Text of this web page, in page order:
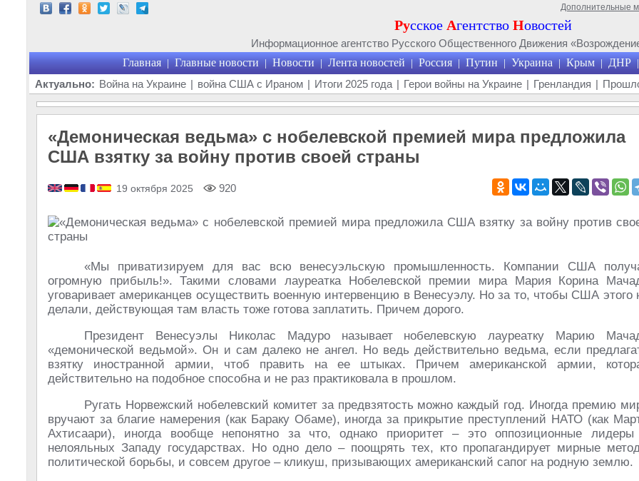
Дополнительные
Русское Агентство Новостей
Информационное агентство Русского Общественного Движения
Главная | Главные новости | Новости | Лента новостей | Россия | Путин | Украина | Крым | ДНР |
Актуально: Война на Украине | война США с Ираном | Итоги 2025 года | Герои войны на Украине | Гренландия |
«Демоническая ведьма» с нобелевской премией мира предложила
США взятку за войну против своей страны
19 октября 2025 920
«Мы приватизируем для вас всю венесуэльскую промышленность. Компании США
огромную прибыль!». Такими словами лауреатка Нобелевской премии мира Мария Корина
уговаривает американцев осуществить военную интервенцию в Венесуэлу. Но за то, чтобы США этого
делали, действующая там власть тоже готова заплатить. Причем дорого.
Президент Венесуэлы Николас Мадуро называет нобелевскую лауреатку Марию
«демонической ведьмой». Он и сам далеко не ангел. Но ведь действительно ведьма, если
взятку иностранной армии, чтоб править на ее штыках. Причем американской армии,
действительно на подобное способна и не раз практиковала в прошлом.
Ругать Норвежский нобелевский комитет за предвзятость можно каждый год. Иногда премию
вручают за благие намерения (как Бараку Обаме), иногда за прикрытие преступлений НАТО (как
Ахтисаари), иногда вообще непонятно за что, однако приоритет – это оппозиционные
нелояльных Западу государствах. Но одно дело – поощрять тех, кто пропагандирует мирные
политической борьбы, и совсем другое – кликуш, призывающих американский сапог на родную землю.